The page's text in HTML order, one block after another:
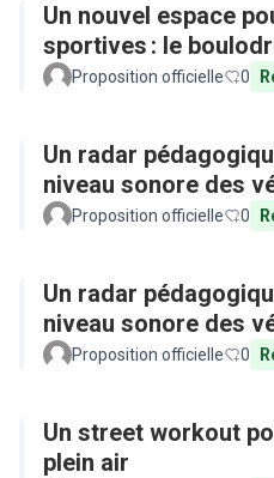
Un nouvel espace
sportives : le
Proposition officielle 0
Un radar
niveau sonore des
Proposition officielle 0
Un radar
niveau sonore des
Proposition officielle 0
Un street workout
plein air